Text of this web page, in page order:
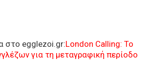
στο egglezoi.gr:London Calling: To
για τη μεταγραφική περίοδο